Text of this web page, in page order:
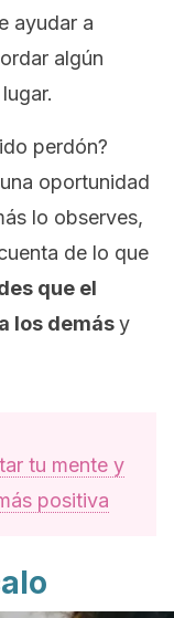
ayudar a
algún
perdón?
oportunidad
lo observes,
de lo que
que el
los demásy
tu mente y
positiva